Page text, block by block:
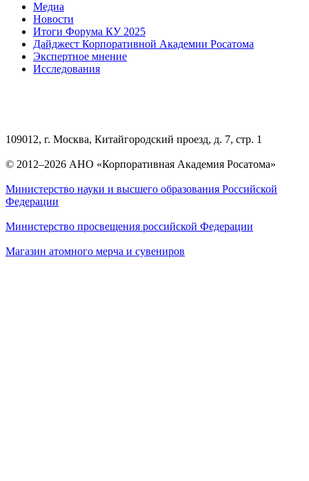
Медиа
Новости
Итоги Форума КУ 2025
Дайджест Корпоративной Академии Росатома
Экспертное мнение
Исследования
109012, г. Москва, Китайгородский проезд, д. 7, стр. 1
© 2012–2026 АНО «Корпоративная Академия Росатома»
Министерство науки и высшего образования Российской
Федерации
Министерство просвещения российской Федерации
Магазин атомного мерча и сувениров